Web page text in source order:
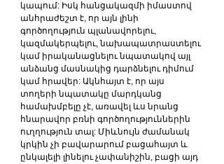
կապում: Իսկ հանցակազմի իմաստով
անհրաժեշտ է, որ այն լինի
գործողություն պլանավորելու,
կազմակերպելու, նախապատրաստելու
կամ իրականացնելու նպատակով այլ
անձանց մասնակից դարձնելու դիմում
կամ հրավեր: Ակնհայտ է, որ այս
տողերի նպատակը մարդկանց
համախմբելը չէ, առավել ևս նրանց
հնարավոր բռնի գործողություններին
ուղղություն տալ: Միևնույն ժամանակ
կրկին չի բավարարում բացահայտ և
ընկալելի լինելու չափանիշին, բացի այդ